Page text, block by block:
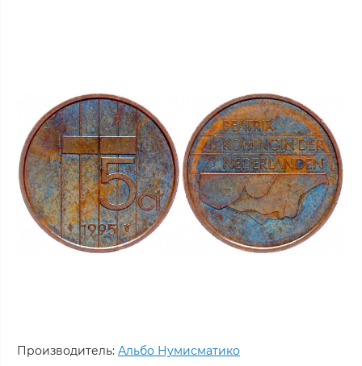
Производитель: Альбо Нумисматико